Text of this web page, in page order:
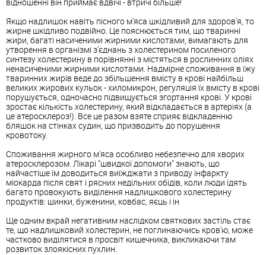
Якщо надлишок навіть пісного м'яса шкідливий для здоров'я, то
жирне шкідливо подвійно. Це пояснюється тим, що тваринні
жири, багаті насиченими жирними кислотами, вимагають для
утворення в організмі з'єднань з холестерином посиленого
синтезу холестерину в порівнянні з містяться в рослинних оліях
ненасиченими жирними кислотами. Надмірне споживання в їжу
тваринних жирів веде до збільшення вмісту в крові найбільш
великих жирових кульок - хиломикрон, регуляція їх вмісту в крові
порушується, одночасно підвищується згортання крові. У крові
зростає кількість холестерину, який відкладається в артеріях (а
це атеросклероз!). Все це разом взяте сприяє відкладенню
бляшок на стінках судин, що призводить до порушення
кровотоку.
Споживання жирного м'яса особливо небезпечно для хворих
атеросклерозом. Лікарі "швидкої допомоги" знають, що
найчастіше їм доводиться виїжджати з приводу інфаркту
міокарда після свят і рясних недільних обідів, коли люди їдять
багато провокують виділення надлишкового холестерину
продуктів: шинки, буженини, ковбас, яєць і ін
Ще одним вкрай негативним наслідком святкових застіль стає
те, що надлишковий холестерин, не поглинаючись кров'ю, може
частково виділятися в просвіт кишечника, викликаючи там
розвиток злоякісних пухлин.